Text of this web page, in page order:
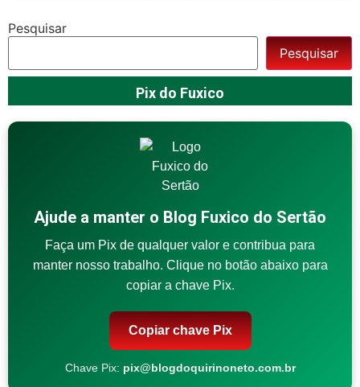
Pesquisar
Pesquisar
Pix do Fuxico
Ajude a manter o Blog Fuxico do Sertão
Faça um Pix de qualquer valor e contribua para
manter nosso trabalho. Clique no botão abaixo para
copiar a chave Pix.
Copiar chave Pix
Chave Pix: pix@blogdoquirinoneto.com.br